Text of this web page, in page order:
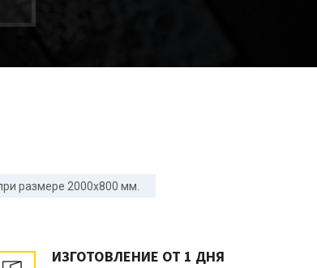
размере 2000x800 мм.
ИЗГОТОВЛЕНИЕ ОТ 1 ДНЯ